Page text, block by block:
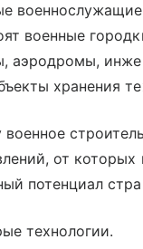
военные
аэродромы,
хранения
от которых
потенциал
технологии.